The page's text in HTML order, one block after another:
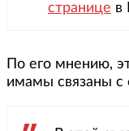
странице в
По его мнению,
имамы связаны с